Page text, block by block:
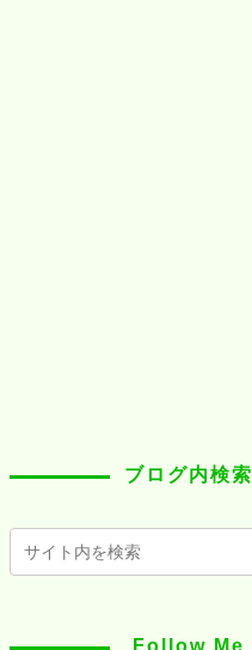
ブログ内検索
Follow Me